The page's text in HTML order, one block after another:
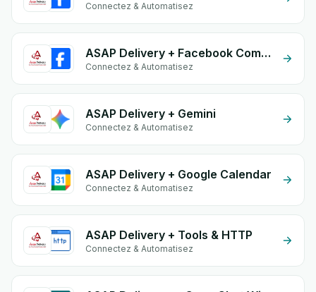
Connectez & Automatisez
ASAP Delivery + Facebook Commerce
Connectez & Automatisez
ASAP Delivery + Gemini
Connectez & Automatisez
ASAP Delivery + Google Calendar
Connectez & Automatisez
ASAP Delivery + Tools & HTTP
Connectez & Automatisez